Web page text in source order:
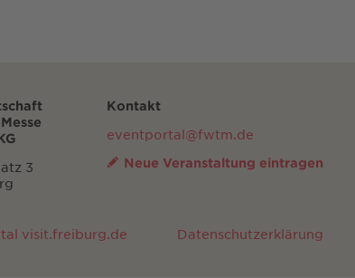
3
Kontakt
eventportal@fwtm.de
Neue Veranstaltung eintragen
visit.freiburg.de
Datenschutzerklärung